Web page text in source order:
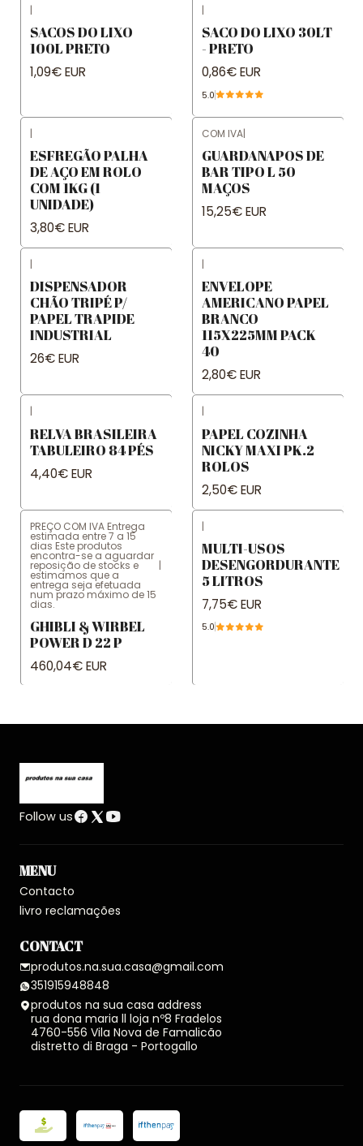
|
SACOS DO LIXO
100L PRETO
1,09€ EUR
|
SACO DO LIXO 30LT
- PRETO
0,86€ EUR
5.0
|
ESFREGÃO PALHA
DE AÇO EM ROLO
COM 1KG (1
UNIDADE)
3,80€ EUR
COM IVA|
GUARDANAPOS DE
BAR TIPO L 50
MAÇOS
15,25€ EUR
|
DISPENSADOR
CHÃO TRIPÉ P/
PAPEL TRAPIDE
INDUSTRIAL
26€ EUR
|
ENVELOPE
AMERICANO PAPEL
BRANCO
115X225MM PACK
40
2,80€ EUR
|
RELVA BRASILEIRA
TABULEIRO 84 PÉS
4,40€ EUR
|
PAPEL COZINHA
NICKY MAXI PK.2
ROLOS
2,50€ EUR
PREÇO COM IVA Entrega
estimada entre 7 a 15
dias Este produtos
encontra-se a aguardar
reposição de stocks e
estimamos que a
entrega seja efetuada
num prazo máximo de 15
dias.
|
GHIBLI & WIRBEL
POWER D 22 P
460,04€ EUR
|
MULTI-USOS
DESENGORDURANTE
5 LITROS
7,75€ EUR
5.0
Follow us
MENU
Contacto
livro reclamações
CONTACT
produtos.na.sua.casa@gmail.com
351915948848
produtos na sua casa address
rua dona maria ll loja nº8 Fradelos
4760-556 Vila Nova de Famalicão
distretto di Braga - Portogallo